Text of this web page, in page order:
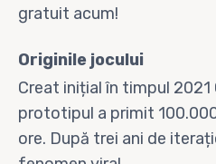
gratuit acum!
Originile jocului
Creat inițial în timpul 2021
prototipul a primit
ore. După trei ani de